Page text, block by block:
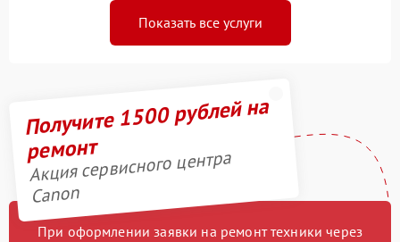
Показать все услуги
Получите 1500 рублей на
ремонт
Акция сервисного центра
Canon
При оформлении заявки на ремонт техники через